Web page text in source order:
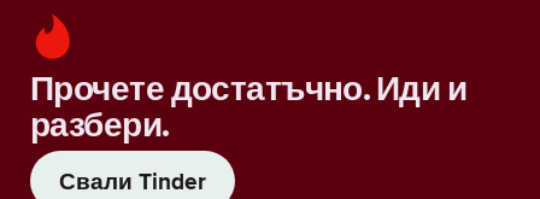
Прочете достатъчно. Иди и
разбери.
Свали Tinder